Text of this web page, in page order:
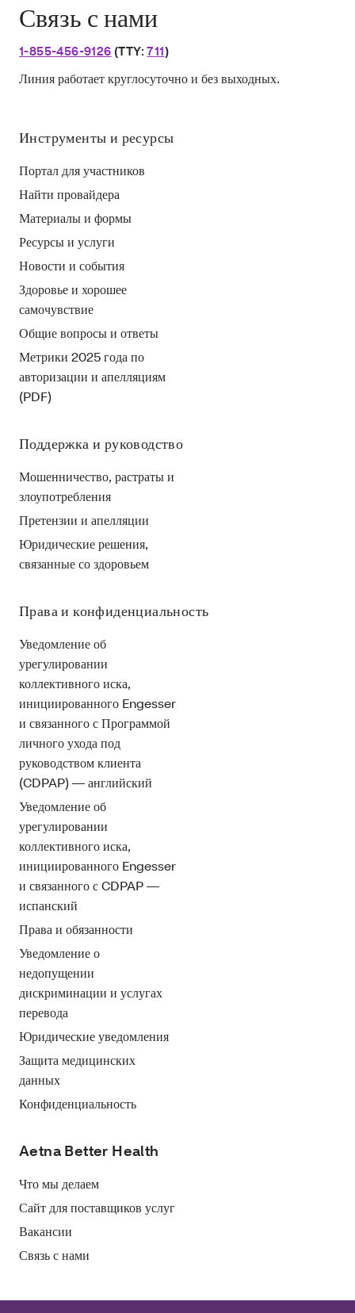
Связь с нами
1-855-456-9126 (TTY:711)
Линия работает круглосуточно и без выходных.
Инструменты и ресурсы
Портал для участников
Найти провайдера
Материалы и формы
Ресурсы и услуги
Новости и события
Здоровье и хорошее
самочувствие
Общие вопросы и ответы
Метрики 2025 года по
авторизации и апелляциям
(PDF)
Поддержка и руководство
Мошенничество, растраты и
злоупотребления
Претензии и апелляции
Юридические решения,
связанные со здоровьем
Права и конфиденциальность
Уведомление об
урегулировании
коллективного иска,
инициированного Engesser
и связанного с Программой
личного ухода под
руководством клиента
(CDPAP) — английский
Уведомление об
урегулировании
коллективного иска,
инициированного Engesser
и связанного с CDPAP —
испанский
Права и обязанности
Уведомление о
недопущении
дискриминации и услугах
перевода
Юридические уведомления
Защита медицинских
данных
Конфиденциальность
Aetna Better Health
Что мы делаем
Сайт для поставщиков услуг
Вакансии
Связь с нами